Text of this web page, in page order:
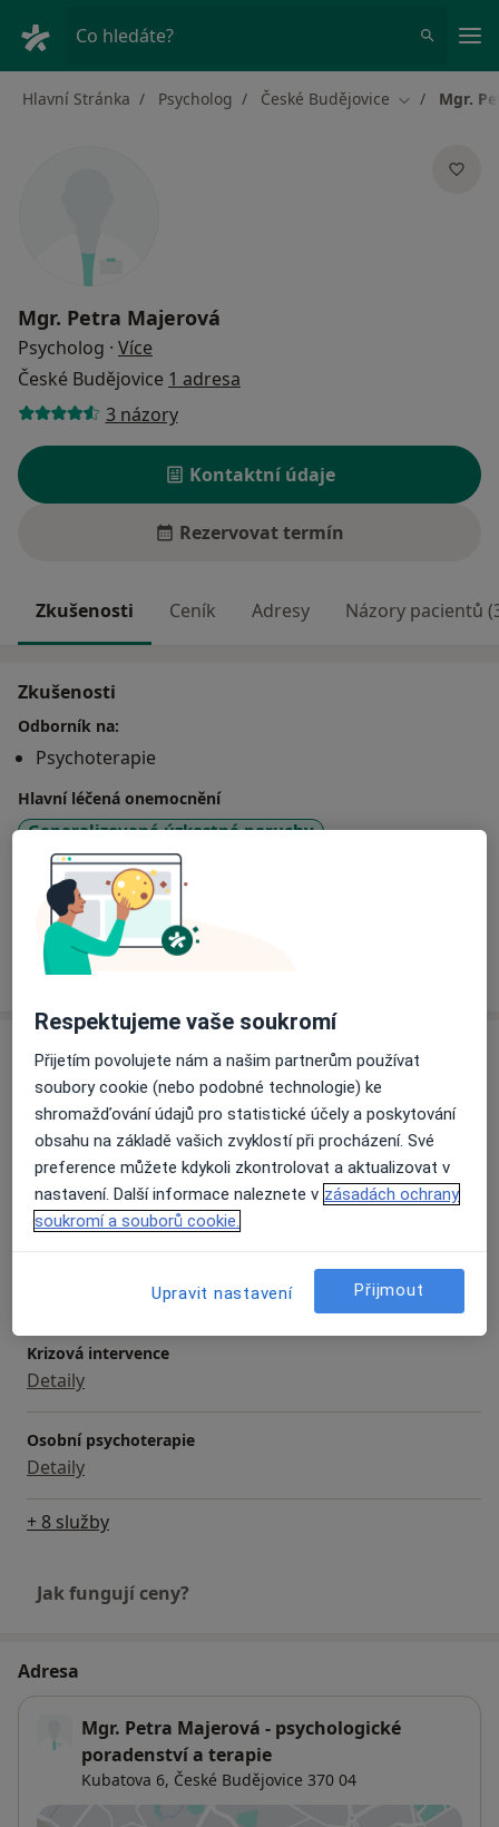
Co hledáte?
Hlavní Stránka Psycholog České Budějovice Změna města
Mgr.
Mgr. Petra Majerová
Psycholog · Více
České Budějovice 1 adresa
3 názory
Kontaktní údaje
Rezervovat termín
Zkušenosti Ceník Adresy Názory pacientů
Zkušenosti
Odborník na:
Psychoterapie
Hlavní léčená onemocnění
Generalizované úzkostné poruchy
Poruchy v mezilidských vztazích
Emoční poruchy
Služby a ceník služeb
Individuální psychoterapie
Od 500 Kč Detaily
Psychologické konzultace
500 Kč Detaily
Krizová intervence
Detaily
Osobní psychoterapie
Detaily
+ 8 služby
Jak fungují ceny?
Adresa
Mgr. Petra Majerová - psychologické
poradenství a terapie
Kubatova 6, České Budějovice 370 04
Respektujeme vaše soukromí
Přijetím povolujete nám a našim partnerům používat
soubory cookie (nebo podobné technologie) ke
shromažďování údajů pro statistické účely a poskytování
obsahu na základě vašich zvyklostí při procházení. Své
preference můžete kdykoli zkontrolovat a aktualizovat v
nastavení. Další informace naleznete v zásadách ochrany
soukromí a souborů cookie.
Upravit nastavení Přijmout